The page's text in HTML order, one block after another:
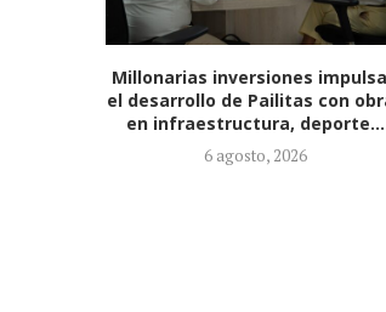
Hace 80 años Colombia
proteger a quienes escriben
canciones creando...
6 agosto, 2026